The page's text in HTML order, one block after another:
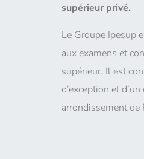
supérieur privé.
Le Groupe Ipesup
aux examens et
supérieur. Il est
d’exception et
arrondissement de